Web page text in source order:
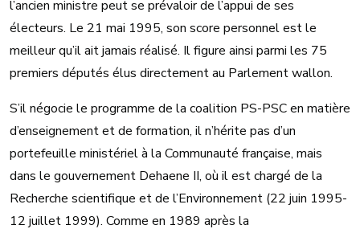
l’ancien ministre peut se prévaloir de l’appui de ses
électeurs. Le 21 mai 1995, son score personnel est le
meilleur qu’il ait jamais réalisé. Il figure ainsi parmi les 75
premiers députés élus directement au Parlement wallon.
S’il négocie le programme de la coalition PS-PSC en matière
d’enseignement et de formation, il n’hérite pas d’un
portefeuille ministériel à la Communauté française, mais
dans le gouvernement Dehaene II, où il est chargé de la
Recherche scientifique et de l’Environnement (22 juin 1995-
12 juillet 1999). Comme en 1989 après la